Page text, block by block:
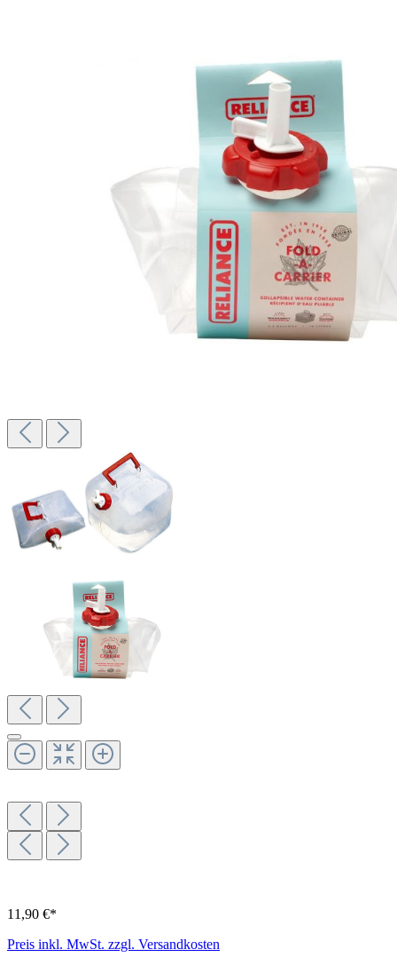
11,90 €*
Preis inkl. MwSt. zzgl. Versandkosten